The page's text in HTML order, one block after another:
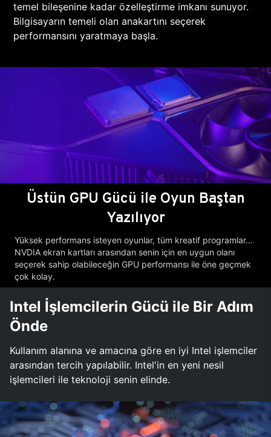
temel bileşenine kadar özelleştirme imkanı sunuyor.
Bilgisayarın temeli olan anakartını seçerek
performansını yaratmaya başla.
Üstün GPU Gücü ile Oyun Baştan
Yazılıyor
Yüksek performans isteyen oyunlar, tüm kreatif programlar...
NVDIA ekran kartları arasından senin için en uygun olanı
seçerek sahip olabileceğin GPU performansı ile öne geçmek
çok kolay.
Intel İşlemcilerin Gücü ile Bir Adım
Önde
Kullanım alanına ve amacına göre en iyi Intel işlemciler
arasından tercih yapılabilir. Intel'in en yeni nesil
işlemcileri ile teknoloji senin elinde.